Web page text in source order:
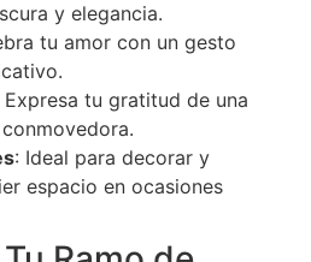
y elegancia.
tu amor con un gesto
Expresa tu gratitud de una
: Ideal para decorar y
espacio en ocasiones